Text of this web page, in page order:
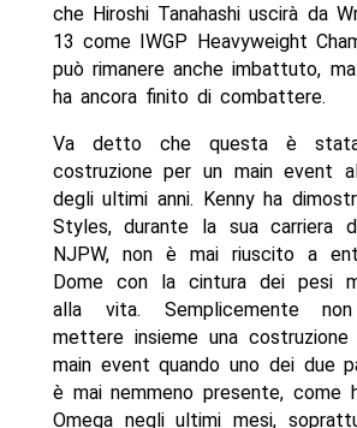
che Hiroshi Tanahashi uscirà da
13 come IWGP Heavyweight
può rimanere anche imbattuto,
ha ancora finito di combattere.
Va detto che questa è
costruzione per un main event
degli ultimi anni. Kenny ha
Styles, durante la sua carriera
NJPW, non è mai riuscito a
Dome con la cintura dei pesi
alla vita. Semplicemente
mettere insieme una
main event quando uno dei due
è mai nemmeno presente, come
Omega negli ultimi mesi,